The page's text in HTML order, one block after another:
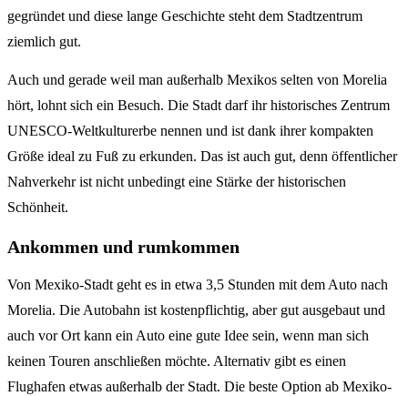
gegründet und diese lange Geschichte steht dem Stadtzentrum
ziemlich gut.
Auch und gerade weil man außerhalb Mexikos selten von Morelia
hört, lohnt sich ein Besuch. Die Stadt darf ihr historisches Zentrum
UNESCO-Weltkulturerbe nennen und ist dank ihrer kompakten
Größe ideal zu Fuß zu erkunden. Das ist auch gut, denn öffentlicher
Nahverkehr ist nicht unbedingt eine Stärke der historischen
Schönheit.
Ankommen und rumkommen
Von Mexiko-Stadt geht es in etwa 3,5 Stunden mit dem Auto nach
Morelia. Die Autobahn ist kostenpflichtig, aber gut ausgebaut und
auch vor Ort kann ein Auto eine gute Idee sein, wenn man sich
keinen Touren anschließen möchte. Alternativ gibt es einen
Flughafen etwas außerhalb der Stadt. Die beste Option ab Mexiko-